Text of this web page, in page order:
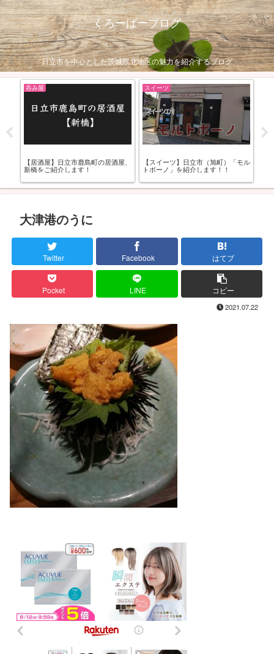
くろーばーブログ
日立市を中心とした茨城県北地区の魅力を紹介するブログ
スイーツ
【スイーツ】日立市（旭町）「モル
トボーノ」を紹介します！！
スイーツ
【スイーツ】水戸市・茨城町のスイ
ーツ店「パティスリーKOSAI」を紹
大津港のうに
Twitter Facebook はてブ
Pocket LINE コピー
2021.07.22